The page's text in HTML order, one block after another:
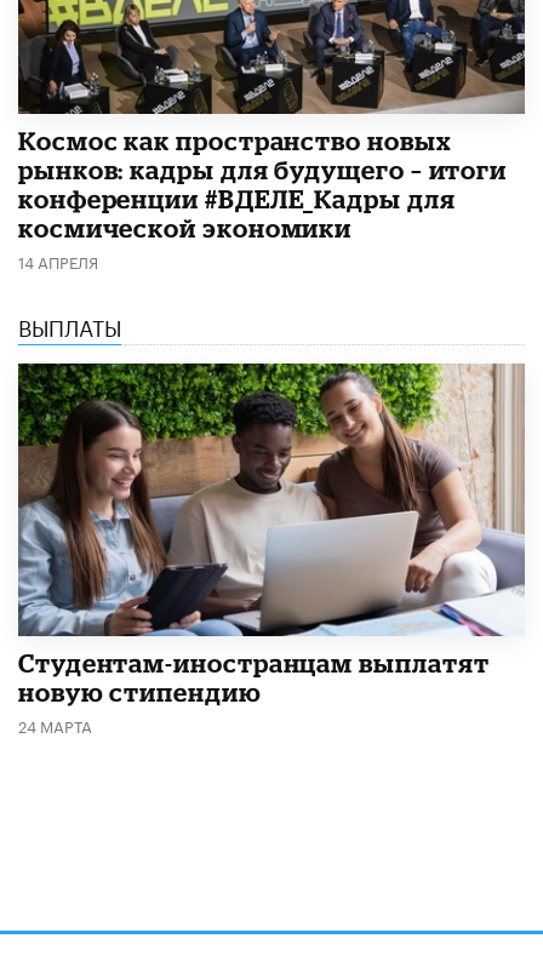
Космос как пространство новых
рынков: кадры для будущего – итоги
конференции #ВДЕЛЕ_Кадры для
космической экономики
14 АПРЕЛЯ
ВЫПЛАТЫ
Студентам-иностранцам выплатят
новую стипендию
24 МАРТА